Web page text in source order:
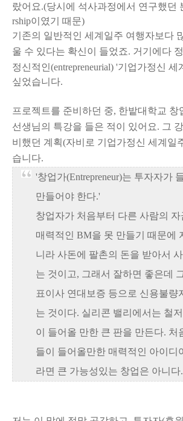
랐어요.(당시에 석사과정에서 연구했던
rship이였기 때문)
기존의 일반적인 세계일주 여행자보다
울 수 있다는 확신이 들었죠. 거기에다
정신적인(entrepreneurial) '기업가정신
싶었습니다.
프로젝트를 준비하던 중, 한밭대학교 창
선생님의 특강을 들은 적이 있어요. 그
비했던 계획(자비로 기업가정신 세계일
습니다.
'창업가(Entrepreneur)는 투자자가
만들어야 한다.'
창업자가 처음부터 다른 사람의
매력적인 BM을 못 만들기 때문에
니라 사돈에 팔촌의 돈을 받아서
는 것이고, 그래서 잘하면 좋은데
표이사 연대보증 등으로 신용불량
는 것이다. 실리콘 밸리에서는 철
이 들어올 만한 큰 판을 만든다. 처
들이 들어올만한 매력적인 아이디
라면 큰 가능성있는 창업은 아니다.